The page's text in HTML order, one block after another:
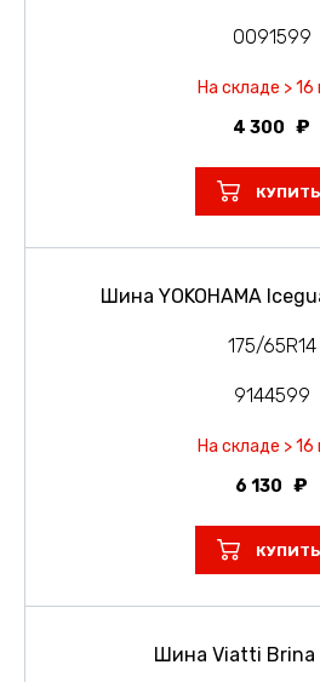
0091599
На складе >
4 300
КУПИТЬ
Шина YOKOHAMA
175/65R14
9144599
На складе >
6 130
КУПИТЬ
Шина Viatti Brina